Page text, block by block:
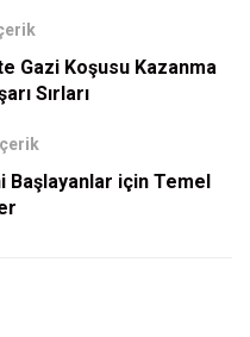
Gazi Koşusu Kazanma
Sırları
Başlayanlar için Temel